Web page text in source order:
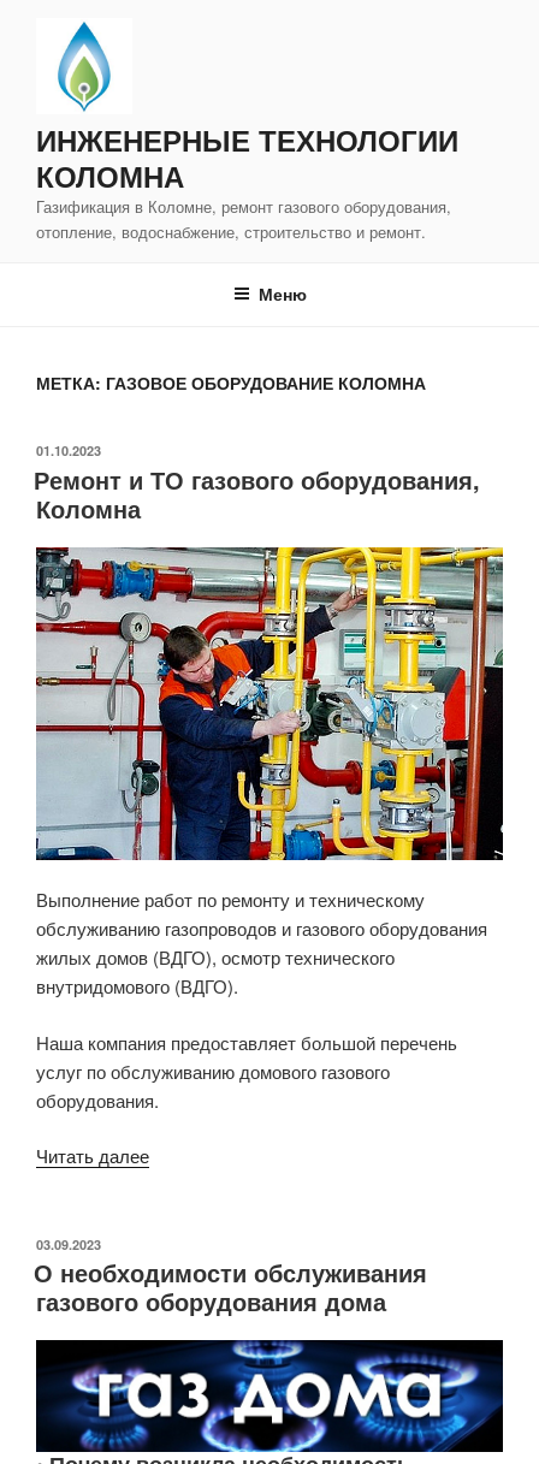
содержимому
ИНЖЕНЕРНЫЕ ТЕХНОЛОГИИ
КОЛОМНА
Газификация в Коломне, ремонт газового оборудования,
отопление, водоснабжение, строительство и ремонт.
Меню
МЕТКА: ГАЗОВОЕ ОБОРУДОВАНИЕ КОЛОМНА
ОПУБЛИКОВАНО
01.10.2023
Ремонт и ТО газового оборудования,
Коломна
Выполнение работ по ремонту и техническому
обслуживанию газопроводов и газового оборудования
жилых домов (ВДГО), осмотр технического
внутридомового (ВДГО).
Наша компания предоставляет большой перечень
услуг по обслуживанию домового газового
оборудования.
Читать далее«Ремонт
оборудования,
Коломна»
ОПУБЛИКОВАНО
03.09.2023
О необходимости обслуживания
газового оборудования дома